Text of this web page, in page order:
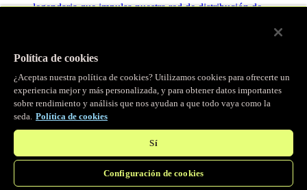
legendaria que impulsa nuestra red de distribución de
Servidor MCP
Control por IA para tus servicios Fastly.
Política de cookies
¿Aceptas nuestra política de cookies? Utilizamos cookies para ofrecerte un
experiencia mejor y más personalizada, y para obtener datos importantes
sobre rendimiento y análisis que nos ayudan a que todo vaya como la
seda. Política de cookies
Sí
Configuración de cookies